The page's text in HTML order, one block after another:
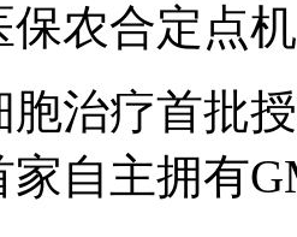
保农合定点
胞治疗首批
家自主拥有